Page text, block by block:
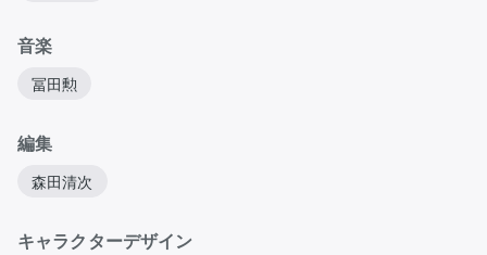
音楽
冨田勲
編集
森田清次
キャラクターデザイン